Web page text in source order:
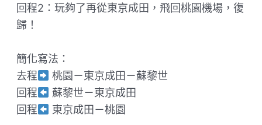
回程2：玩夠了再從東京成田，飛回桃園機場，復
歸！
​簡化寫法：
​去程
桃園－東京成田－蘇黎世
回程
蘇黎世－東京成田
回程
東京成田－桃園